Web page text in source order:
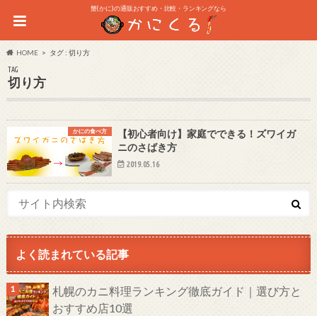
蟹(かに)の通販おすすめ・比較・ランキングなら
HOME タグ : 切り方
TAG
切り方
かにの食べ方
【初心者向け】家庭でできる！ズワイガ
ニのさばき方
2019.05.16
よく読まれている記事
札幌のカニ料理ランキング徹底ガイド｜選び方と
おすすめ店10選